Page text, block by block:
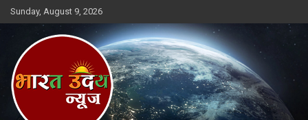
Skip
to
Sunday, August 9, 2026